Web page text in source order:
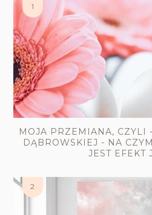
MOJA PRZEMIANA, CZYLI
DĄBROWSKIEJ - NA
JEST EFEKT